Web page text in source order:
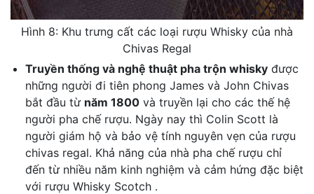
Hình 8: Khu trưng cất các loại rượu Whisky của nhà
Chivas Regal
Truyền thống và nghệ thuật pha trộn whiskyđược
những người đi tiên phong James và John Chivas
bắt đầu từ năm 1800và truyền lại cho các thế hệ
người pha chế rượu. Ngày nay thì Colin Scott là
người giám hộ và bảo vệ tính nguyên vẹn của rượu
chivas regal. Khả năng của nhà pha chế rượu chỉ
đến từ nhiều năm kinh nghiệm và cảm hứng đặc biệt
với rượu Whisky Scotch .